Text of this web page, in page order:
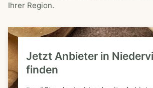
Ihrer Region.
Jetzt Anbieter in
finden